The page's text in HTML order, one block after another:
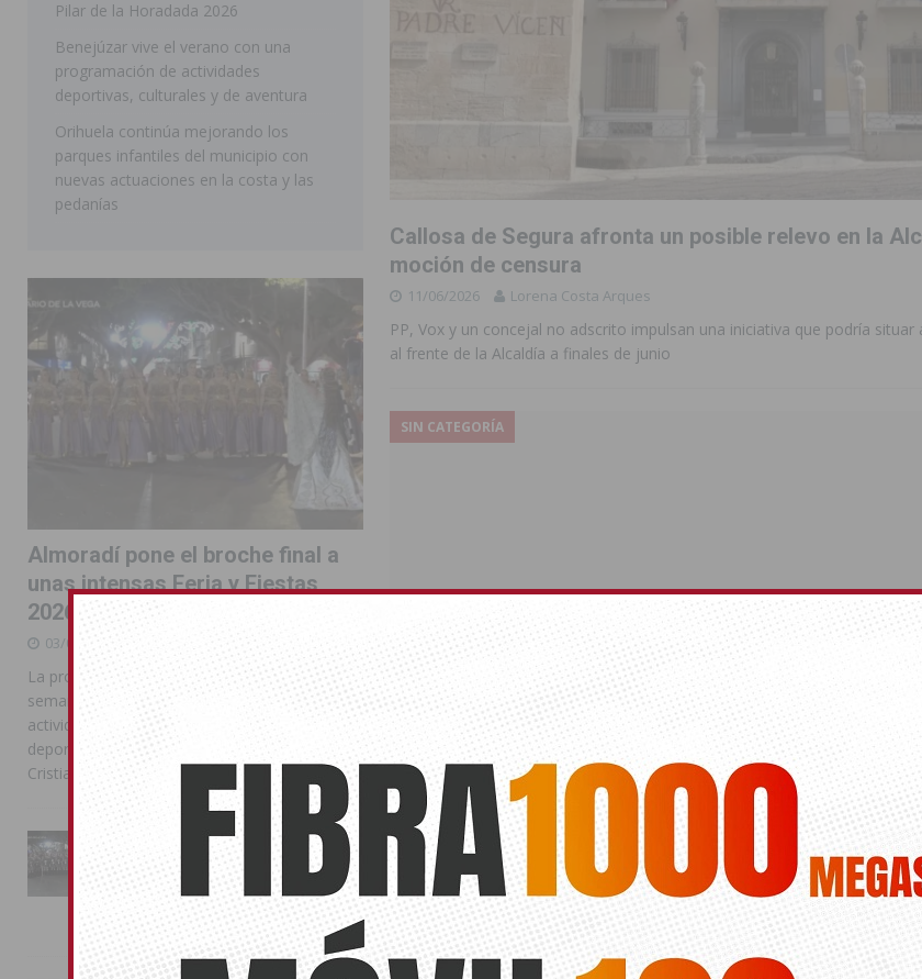
Callosa de Segura afronta un posible relevo en la
moción de censura
11/06/2026 Lorena Costa Arques
PP, Vox y un concejal no adscrito impulsan una iniciativa que podría situar
al frente de la Alcaldía a finales de junio
SIN CATEGORÍA
Cambios en la agenda cultural de invierno
21/01/2015 Diario de la vega
Afecáncer suspende su gala musical. Además sufren cambios el concierto
Cultural Andaluza y el Pregón de Semana Santa
Pilar de la Horadada 2026
Benejúzar vive el verano con una
programación de actividades
deportivas, culturales y de aventura
Orihuela continúa mejorando los
parques infantiles del municipio con
nuevas actuaciones en la costa y las
pedanías
Almoradí pone el broche final a
unas intensas Feria y Fiestas
2026
03/08/2026
La programación reunió durante más de una
semana actos institucionales, conciertos,
actividades familiares, competiciones
deportivas y las celebraciones de Moros y
Cristianos
La Entrada Cristiana llena de
esplendor las calles de
Almoradí en una multitudinaria
jornada festera
02/08/2026